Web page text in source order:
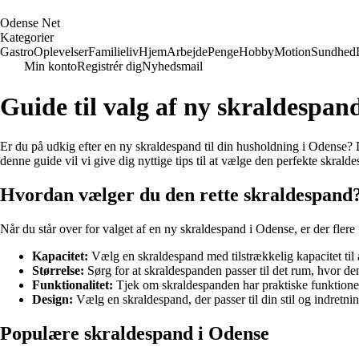
Odense Net
Kategorier
GastroOplevelserFamilielivHjemArbejdePengeHobbyMotionSundhed
Min kontoRegistrér digNyhedsmail
Guide til valg af ny
Er du på udkig efter en ny skraldespand til din husholdning i
denne guide vil vi give dig nyttige tips til at vælge den perfekte
Hvordan vælger du den rette
Når du står over for valget af en ny skraldespand i Odense, er der
Kapacitet: Vælg en skraldespand med tilstrækkelig kapacitet
Størrelse: Sørg for at skraldespanden passer til det rum, hvor
Funktionalitet: Tjek om skraldespanden har praktiske
Design: Vælg en skraldespand, der passer til din stil og
Populære skraldespand i Odense